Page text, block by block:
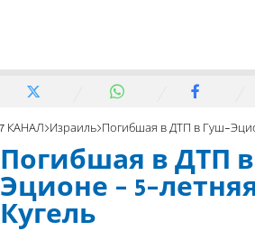
7 КАНАЛ Израиль Погибшая в ДТП в Гуш-Эционе - 5-
Погибшая в ДТП
Эционе - 5-
Кугель